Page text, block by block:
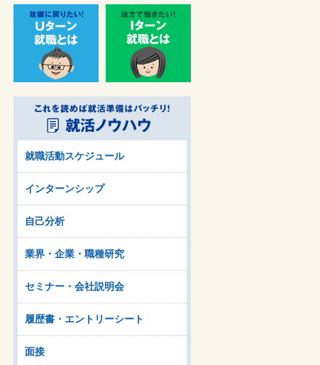
就職活動スケジュール
インターンシップ
自己分析
業界・企業・職種研究
セミナー・会社説明会
履歴書・エントリーシート
面接